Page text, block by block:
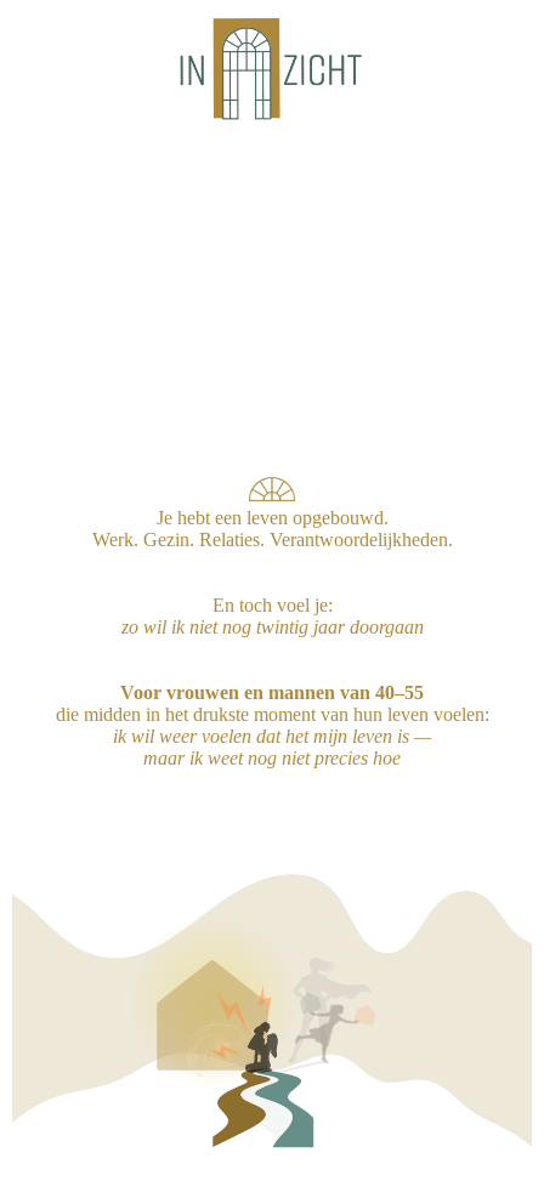
Je hebt een leven opgebouwd.
Werk. Gezin. Relaties. Verantwoordelijkheden.
En toch voel je:
zo wil ik niet nog twintig jaar doorgaan
Voor vrouwen en mannen van 40–55
die midden in het drukste moment van hun leven voelen:
ik wil weer voelen dat het mijn leven is —
maar ik weet nog niet precies hoe